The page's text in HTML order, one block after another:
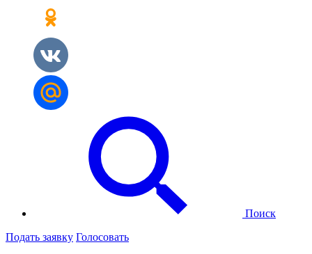
Поиск
Подать заявку Голосовать